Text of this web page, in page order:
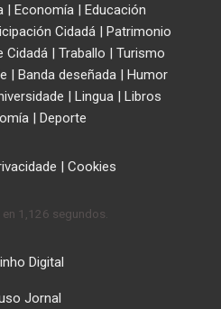
| Economía | Educación
Cidadá| Patrimonio
Cidadá | Traballo | Turismo
| Banda deseñada | Humor
| Lingua| Libros
| Deporte
| Cookies
1,126 segundos.